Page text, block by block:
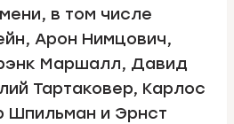
в том числе
Арон Нимцович,
Маршалл, Давид
Тартаковер, Карлос
Шпильман и Эрнст